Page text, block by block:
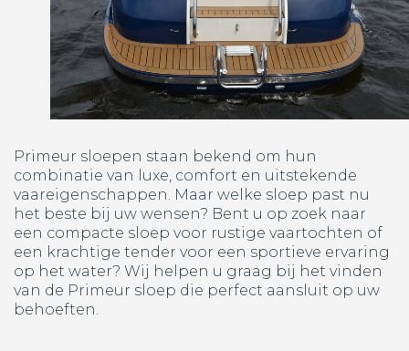
Primeur sloepen staan bekend om hun
combinatie van luxe, comfort en uitstekende
vaareigenschappen. Maar welke sloep past nu
het beste bij uw wensen? Bent u op zoek naar
een compacte sloep voor rustige vaartochten of
een krachtige tender voor een sportieve ervaring
op het water? Wij helpen u graag bij het vinden
van de Primeur sloep die perfect aansluit op uw
behoeften.